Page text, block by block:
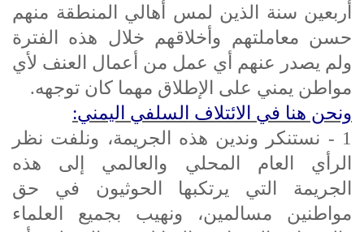
أربعين سنة الذين لمس أهالي المنطقة منهم
حسن معاملتهم وأخلاقهم خلال هذه الفترة
ولم يصدر عنهم أي عمل من أعمال العنف لأي
مواطن يمني على الإطلاق مهما كان توجهه.
ونحن هنا في الائتلاف السلفي اليمني:
1 - نستنكر وندين هذه الجريمة، ونلفت نظر
الرأي العام المحلي والعالمي إلى هذه
الجريمة التي يرتكبها الحوثيون في حق
مواطنين مسالمين، ونهيب بجميع العلماء